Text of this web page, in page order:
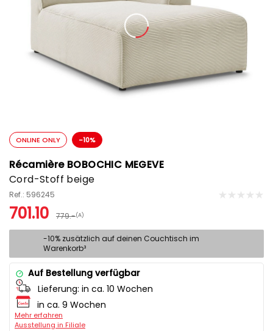
ONLINE ONLY -10%
Récamière BOBOCHIC MEGEVE
Cord-Stoff beige
Ref.: 596245
701.10 779.-(A)
-10% zusätzlich auf deinen Couchtisch im
Warenkorb³
Auf Bestellung verfügbar
Lieferung: in ca. 10 Wochen
in ca. 9 Wochen
Mehr erfahren
Ausstellung in Filiale